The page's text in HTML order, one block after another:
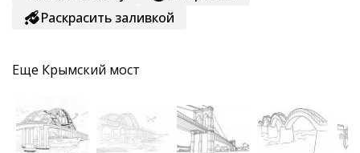
Раскрасить заливкой
Еще Крымский мост